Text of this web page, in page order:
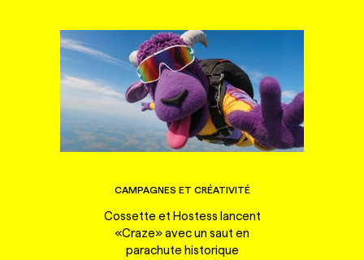
CAMPAGNES ET CRÉATIVITÉ
Cossette et Hostess lancent
«Craze» avec un saut en
parachute historique